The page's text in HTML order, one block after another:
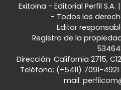
Exitoina - Editorial Perfil S.A.
- Todos los
Editor
Registro de la
Dirección: California 2715,
Teléfono: (+5411) 7091-4921
mail: